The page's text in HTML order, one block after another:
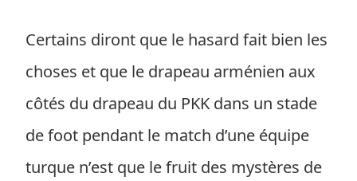
Certains diront que le hasard fait bien les
choses et que le drapeau arménien aux
côtés du drapeau du PKK dans un stade
de foot pendant le match d’une équipe
turque n’est que le fruit des mystères de